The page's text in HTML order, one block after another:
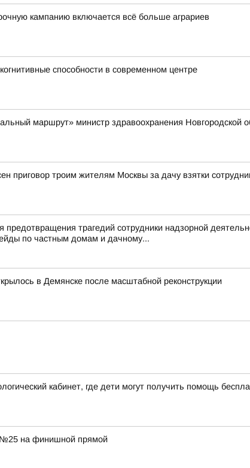
кампанию включается всё больше аграриев
способности в современном центре
маршрут» министр здравоохранения
приговор троим жителям Москвы за дачу взятки
предотвращения трагедий сотрудники надзорной
по частным домам и дачному...
в Демянске после масштабной реконструкции
кабинет, где дети могут получить помощь
на финишной прямой